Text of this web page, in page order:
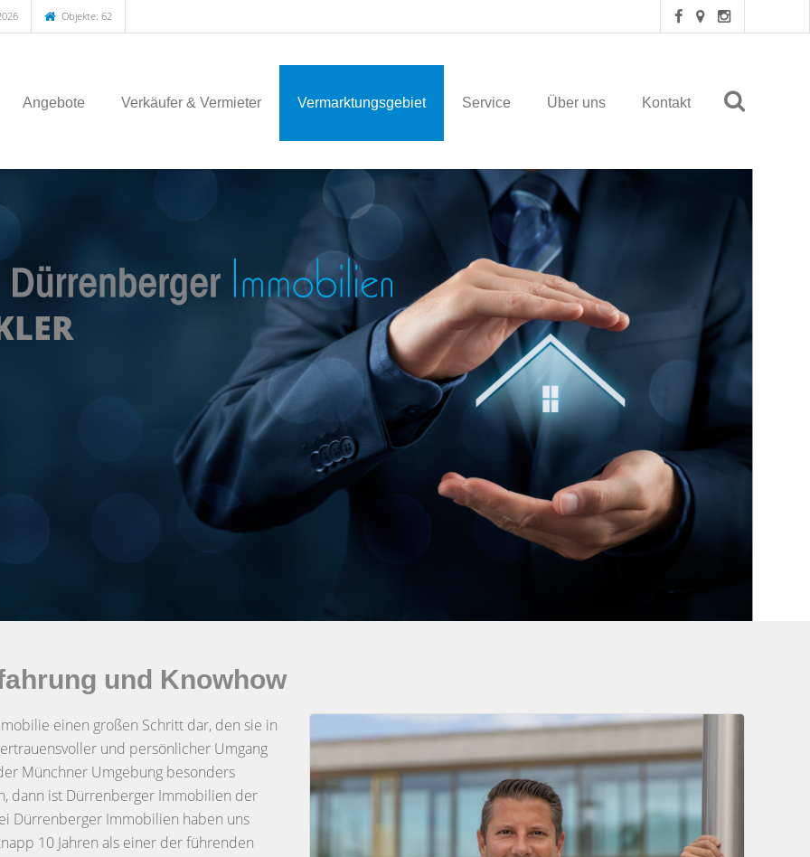
Objekte: 62
Angebote Verkäufer & Vermieter Vermarktungsgebiet Service Über uns Kontakt
und Knowhow
einen großen Schritt dar, den sie in
und persönlicher Umgang
Münchner Umgebung besonders
dann ist Dürrenberger Immobilien der
Dürrenberger Immobilien haben uns
10 Jahren als einer der führenden